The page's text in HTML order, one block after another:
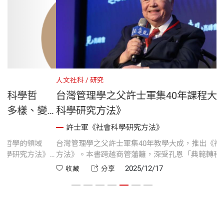
變
域
法》
研究
台灣管理學之父許士軍集40年課程大成《社
科學研究方法》
許士軍《社會科學研究方法》
台灣管理學之父許士軍集40年教學大成，推出《社會科學研
方法》。本書跨越商管藩籬，深受孔恩「典範轉移」啟發，
整涵蓋量化、質性研究與學術倫理。這更是許教授在中風復
生的論文指南，更見證了一代大師的堅毅與治學風骨。
分享 2025/12/17